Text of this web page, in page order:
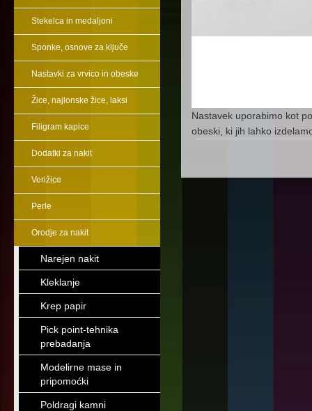
Stekelca in medaljoni
Sponke, osnove za ključe
Nastavki za vrvico in obeske
Žice, najlonske žice, laksi
Filigram kapice
Dodatki za nakit
Verižice
Perle
Orodje za nakit
Narejen nakit
Kleklanje
Krep papir
Pick point-tehnika
prebadanja
Modelirne mase in
pripomoćki
Poldragi kamni
Nastavek uporabimo kot
obeski, ki jih lahko